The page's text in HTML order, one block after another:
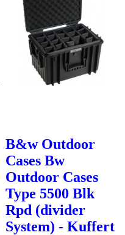
B&w Outdoor
Cases Bw
Outdoor Cases
Type 5500 Blk
Rpd (divider
System) - Kuffert